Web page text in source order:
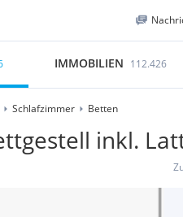
IMMOBILIEN 112.426
Schlafzimmer Betten
inkl.